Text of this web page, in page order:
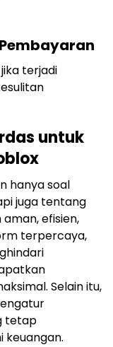
terjadi
untuk
hanya soal
juga tentang
efisien,
terpercaya,
Selain itu,
tetap